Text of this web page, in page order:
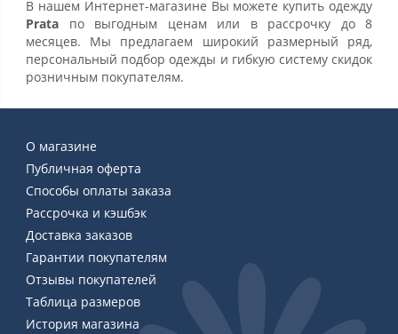
В нашем Интернет-магазине Вы можете купить одежду
Prata по выгодным ценам или в рассрочку до 8
месяцев. Мы предлагаем широкий размерный ряд,
персональный подбор одежды и гибкую систему скидок
розничным покупателям.
О магазине
Публичная оферта
Способы оплаты заказа
Рассрочка и кэшбэк
Доставка заказов
Гарантии покупателям
Отзывы покупателей
Таблица размеров
История магазина